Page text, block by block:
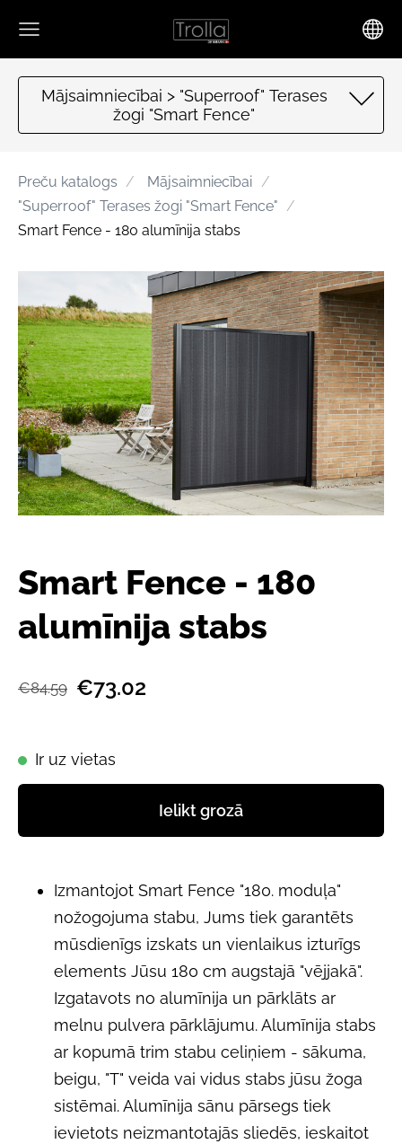
Mājsaimniecībai > "Superroof" Terases
žogi "Smart Fence"
Preču katalogs
Mājsaimniecībai
"Superroof" Terases žogi "Smart Fence"
Smart Fence - 180 alumīnija stabs
Smart Fence - 180
alumīnija stabs
€84.59 €73.02
Ir uz vietas
Ielikt grozā
Izmantojot Smart Fence "180. moduļa"
nožogojuma stabu, Jums tiek garantēts
mūsdienīgs izskats un vienlaikus izturīgs
elements Jūsu 180 cm augstajā "vējjakā".
Izgatavots no alumīnija un pārklāts ar
melnu pulvera pārklājumu. Alumīnija stabs
ar kopumā trim stabu celiņiem - sākuma,
beigu, "T" veida vai vidus stabs jūsu žoga
sistēmai. Alumīnija sānu pārsegs tiek
ievietots neizmantotajās sliedēs, ieskaitot